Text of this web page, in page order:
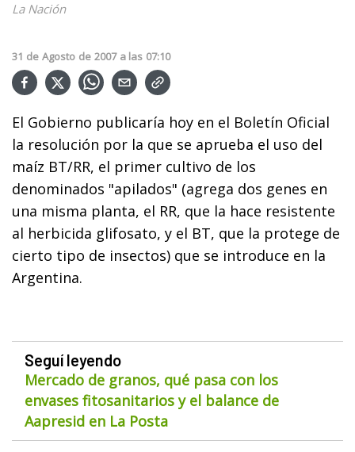
La Nación
31 de Agosto de 2007 a las 07:10
El Gobierno publicaría hoy en el Boletín Oficial
la resolución por la que se aprueba el uso del
maíz BT/RR, el primer cultivo de los
denominados "apilados" (agrega dos genes en
una misma planta, el RR, que la hace resistente
al herbicida glifosato, y el BT, que la protege de
cierto tipo de insectos) que se introduce en la
Argentina.
Seguí leyendo
Mercado de granos, qué pasa con los
envases fitosanitarios y el balance de
Aapresid en La Posta